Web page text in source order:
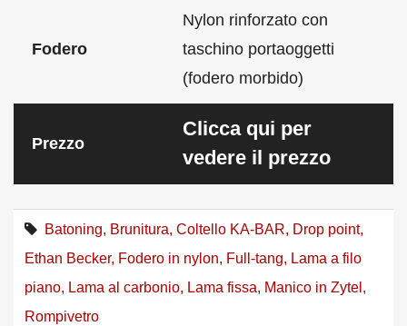
Fodero
Nylon rinforzato con
taschino portaoggetti
(fodero morbido)
Prezzo
Clicca qui per
vedere il prezzo
Batoning, Brunitura, Coltello KA-BAR, Drop point,
Ethan Becker, Fodero in nylon, Full-tang, Lama a filo
piano, Lama al carbonio, Lama fissa, Manico in Zytel ,
Rompivetro